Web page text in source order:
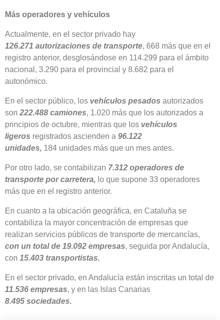
Más operadores y vehículos
Actualmente, en el sector privado hay
126.271 autorizaciones de transporte, 668 más que en el
registro anterior, desglosándose en 114.299 para el ámbito
nacional, 3.290 para el provincial y 8.682 para el
autonómico.
En el sector público, los vehículos pesados autorizados
son 222.488 camiones, 1.020 más que los autorizados a
principios de octubre, mientras que los vehículos
ligeros registrados ascienden a 96.122
unidades, 184 unidades más que un mes antes.
Por otro lado, se contabilizan 7.312 operadores de
transporte por carretera, lo que supone 33 operadores
más que en el registro anterior.
En cuanto a la ubicación geográfica, en Cataluña se
contabiliza la mayor concentración de empresas que
realizan servicios públicos de transporte de mercancías,
con un total de 19.092 empresas, seguida por Andalucía,
con 15.403 transportistas.
En el sector privado, en Andalucía están inscritas un total de
11.536 empresas, y en las Islas Canarias
8.495 sociedades.